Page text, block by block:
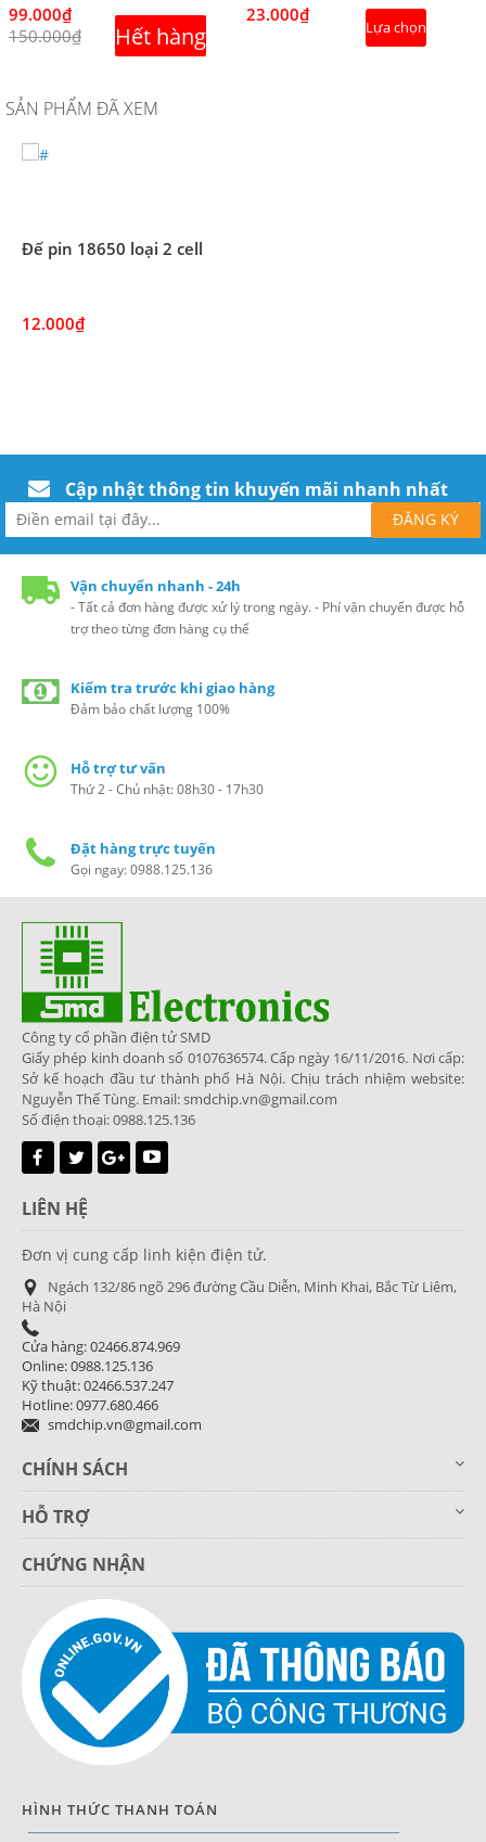
99.000₫
150.000₫
Hết hàng
23.000₫
Lựa chọn
SẢN PHẨM ĐÃ XEM
Đế pin 18650 loại 2 cell
12.000₫
Cập nhật thông tin khuyến mãi nhanh nhất
Vận chuyển nhanh - 24h
- Tất cả đơn hàng được xử lý trong ngày. - Phí vận chuyển được hỗ
trợ theo từng đơn hàng cụ thể
Kiểm tra trước khi giao hàng
Đảm bảo chất lượng 100%
Hỗ trợ tư vấn
Thứ 2 - Chủ nhật: 08h30 - 17h30
Đặt hàng trực tuyến
Gọi ngay: 0988.125.136
Công ty cổ phần điện tử SMD
Giấy phép kinh doanh số 0107636574. Cấp ngày 16/11/2016. Nơi cấp:
Sở kế hoạch đầu tư thành phố Hà Nội. Chịu trách nhiệm website:
Nguyễn Thế Tùng. Email: smdchip.vn@gmail.com
Số điện thoại: 0988.125.136
LIÊN HỆ
Đơn vị cung cấp linh kiện điện tử.
Ngách 132/86 ngõ 296 đường Cầu Diễn, Minh Khai, Bắc Từ Liêm,
Hà Nội
Cửa hàng: 02466.874.969
Online: 0988.125.136
Kỹ thuật: 02466.537.247
Hotline: 0977.680.466
smdchip.vn@gmail.com
CHÍNH SÁCH
HỖ TRỢ
CHỨNG NHẬN
HÌNH THỨC THANH TOÁN